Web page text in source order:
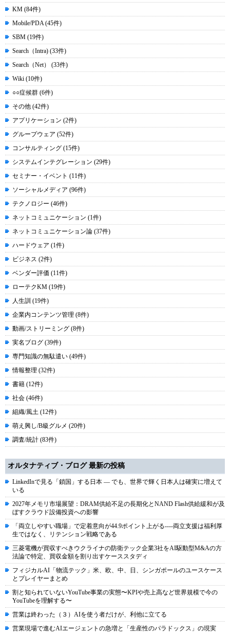
KM (84件)
Mobile/PDA (45件)
SBM (19件)
Search（Intra) (33件)
Search（Net） (33件)
Wiki (10件)
○○症候群 (6件)
その他 (42件)
アプリケーション (2件)
グループウェア (52件)
コンサルティング (15件)
システムインテグレーション (29件)
セミナー・イベント (11件)
ソーシャルメディア (96件)
テクノロジー (46件)
ネットコミュニケーション (1件)
ネットコミュニケーション論 (37件)
ハードウェア (1件)
ビジネス (2件)
ベンダー評価 (11件)
ローテクKM (19件)
人生訓 (19件)
企業内コンテンツ管理 (8件)
動画/ストリーミング (8件)
実名ブログ (39件)
専門知識の無駄遣い (49件)
情報整理 (32件)
書籍 (12件)
社会 (46件)
組織/風土 (12件)
萌え興し/B級グルメ (20件)
調査/統計 (83件)
オルタナティブ・ブログ 最新の投稿
LinkedInで見る「鎖国」する日本 ― でも、世界で輝く日本人は確実に増えて
いる
2027年メモリ市場展望：DRAM供給不足の長期化とNAND Flash供給緩和が及
ぼすクラウド設備投資への影響
「両立しやすい職場」で定着意向が44.9ポイント上がる----両立支援は福利厚
生ではなく、リテンション戦略である
三菱電機が買収すべきウクライナの防衛テック企業3社をAI駆動型M&Aの方
法論で特定、買収金額を割り出すケーススタディ
フィジカルAI「物流テック」米、欧、中、日、シンガポールのユースケース
とプレイヤーまとめ
割と知られていないYouTube事業の実態〜KPIや売上高など世界規模で今の
YouTubeを理解する〜
営業は終わった（３）AIを使う者だけが、利他に立てる
営業現場で進むAIエージェントの急増と「生産性のパラドックス」の現実